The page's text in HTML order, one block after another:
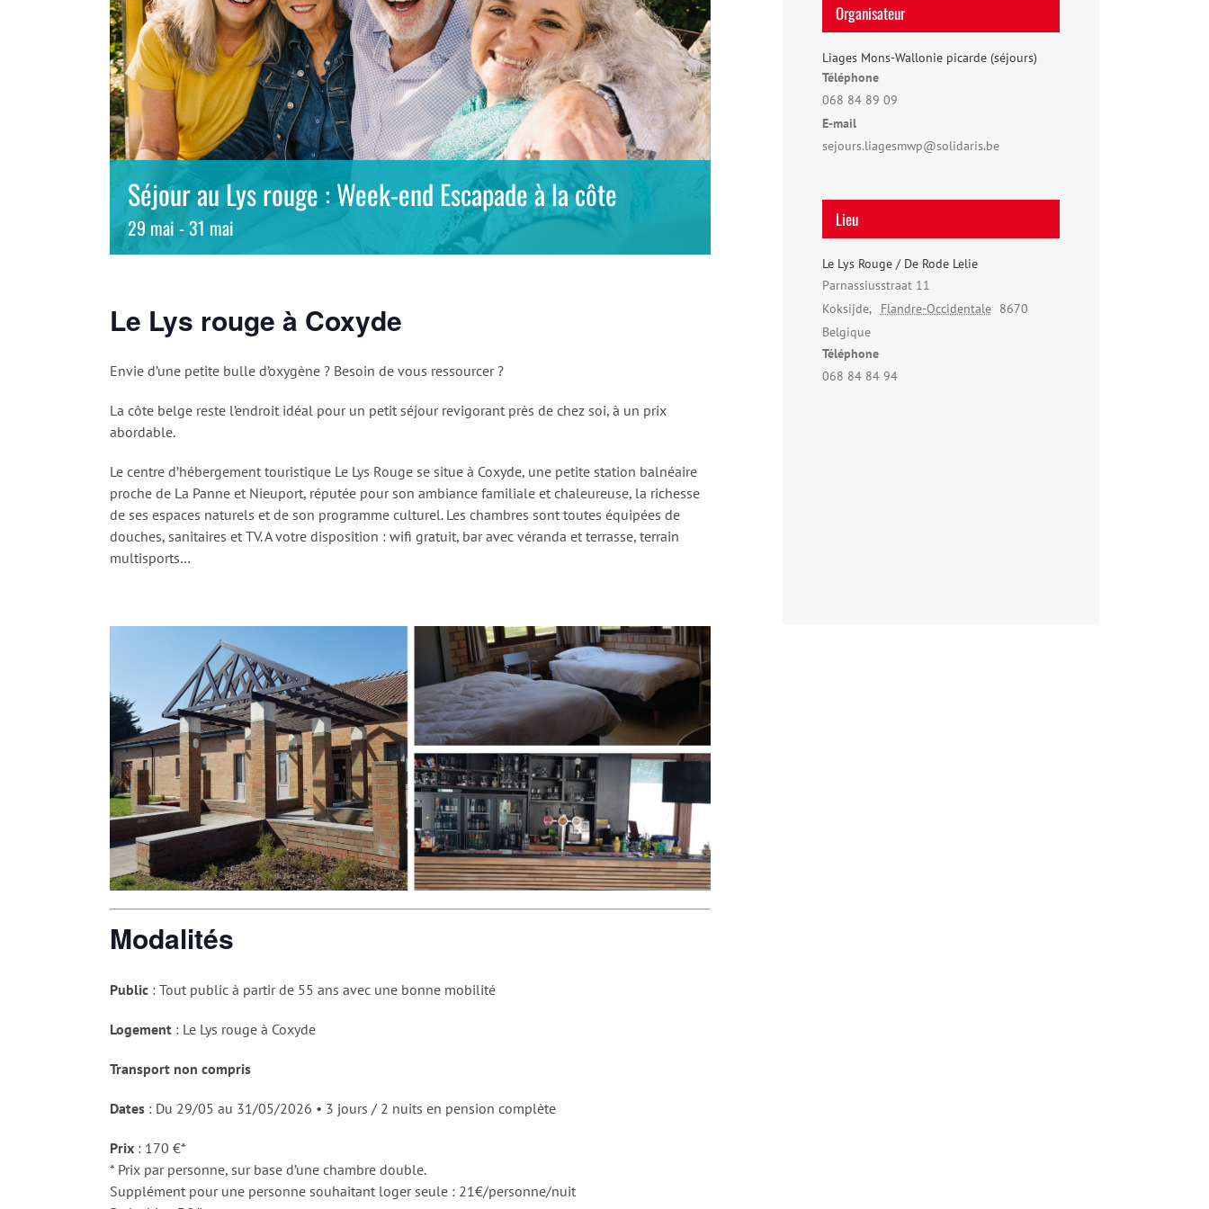
Séjour au Lys rouge : Week-end Escapade à la côte
29 mai -31 mai
Le Lys rouge à Coxyde
Envie d’une petite bulle d’oxygène ? Besoin de vous ressourcer ?
La côte belge reste l’endroit idéal pour un petit séjour revigorant près de chez soi, à un prix
abordable.
Le centre d’hébergement touristique Le Lys Rouge se situe à Coxyde, une petite station balnéaire
proche de La Panne et Nieuport, réputée pour son ambiance familiale et chaleureuse, la richesse
de ses espaces naturels et de son programme culturel. Les chambres sont toutes équipées de
douches, sanitaires et TV. A votre disposition : wifi gratuit, bar avec véranda et terrasse, terrain
multisports…
Modalités
Public : Tout public à partir de 55 ans avec une bonne mobilité
Logement : Le Lys rouge à Coxyde
Transport non compris
Dates : Du 29/05 au 31/05/2026 • 3 jours / 2 nuits en pension complète
Prix : 170 €*
* Prix par personne, sur base d’une chambre double.
Supplément pour une personne souhaitant loger seule : 21€/personne/nuit
Organisateur
Liages Mons-Wallonie picarde (séjours)
Téléphone
068 84 89 09
E-mail
sejours.liagesmwp@solidaris.be
Lieu
Le Lys Rouge / De Rode Lelie
Parnassiusstraat 11
Koksijde, Flandre-Occidentale 8670
Belgique
Téléphone
068 84 84 94